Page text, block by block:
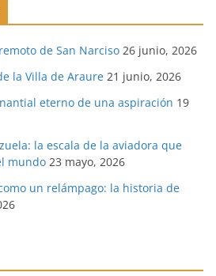
de San Narciso 26 junio, 2026
la Villa de Araure 21 junio, 2026
eterno de una aspiración 19
la escala de la aviadora que
mundo 23 mayo, 2026
un relámpago: la historia de